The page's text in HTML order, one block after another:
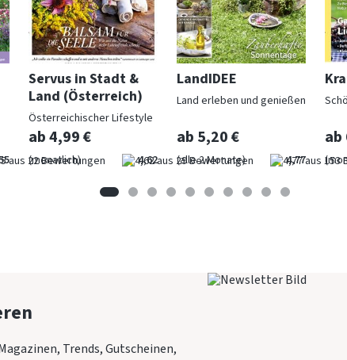
Servus in Stadt &
Land (Österreich)
Österreichischer Lifestyle
ab 4,99 €
(monatlich) 4,62
LandIDEE
Land erleben und genießen
ab 5,20 €
(alle 2 Monate) 4,77
ab
Trends, Gutscheinen,